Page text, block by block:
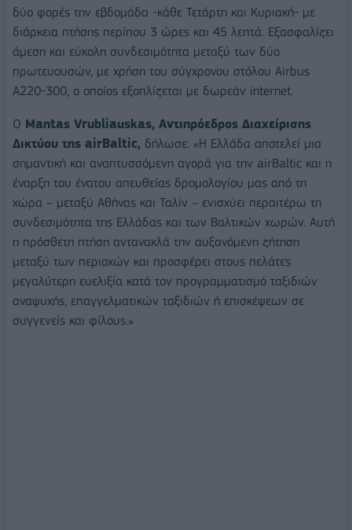
δύο φορές την εβδομάδα -κάθε Τετάρτη και Κυριακή- με
διάρκεια πτήσης περίπου 3 ώρες και 45 λεπτά. Εξασφαλίζει
άμεση και εύκολη συνδεσιμότητα μεταξύ των δύο
πρωτευουσών, με χρήση του σύγχρονου στόλου Airbus
A220-300, ο οποίος εξοπλίζεται με δωρεάν internet.
Ο Mantas Vrubliauskas, Αντιπρόεδρος Διαχείρισης
Δικτύου της airBaltic, δήλωσε: «Η Ελλάδα αποτελεί μια
σημαντική και αναπτυσσόμενη αγορά για την airBaltic και η
έναρξη του ένατου απευθείας δρομολογίου μας από τη
χώρα – μεταξύ Αθήνας και Ταλίν – ενισχύει περαιτέρω τη
συνδεσιμότητα της Ελλάδας και των Βαλτικών χωρών. Αυτή
η πρόσθετη πτήση αντανακλά την αυξανόμενη ζήτηση
μεταξύ των περιοχών και προσφέρει στους πελάτες
μεγαλύτερη ευελιξία κατά τον προγραμματισμό ταξιδιών
αναψυχής, επαγγελματικών ταξιδιών ή επισκέψεων σε
συγγενείς και φίλους.»